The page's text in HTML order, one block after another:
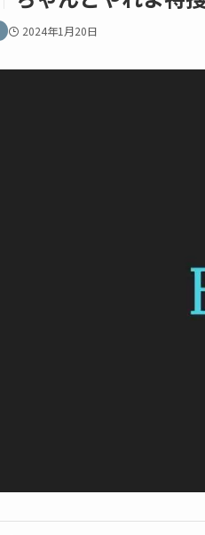
2024年1月20日